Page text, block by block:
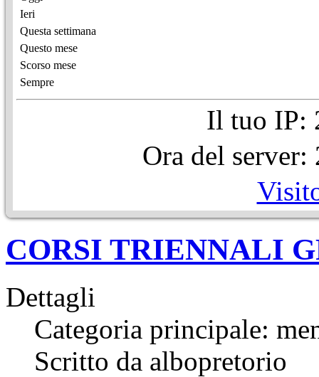
Ieri
Questa settimana
Questo mese
Scorso mese
Sempre
Il tuo IP:
Ora del
CORSI TRIENNALI
Dettagli
Categoria principale:
Scritto da albopretorio